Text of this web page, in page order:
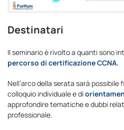
Destinatari
Il seminario è rivolto a quanti sono
percorso di certificazione CCNA.
Nell’arco della serata sarà possibile
colloquio individuale e di
approfondire tematiche e dubbi
professionale.